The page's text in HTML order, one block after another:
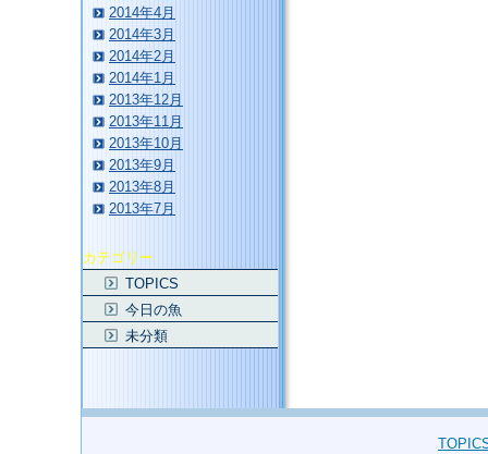
2014年4月
2014年3月
2014年2月
2014年1月
2013年12月
2013年11月
2013年10月
2013年9月
2013年8月
2013年7月
カテゴリー
TOPICS
今日の魚
未分類